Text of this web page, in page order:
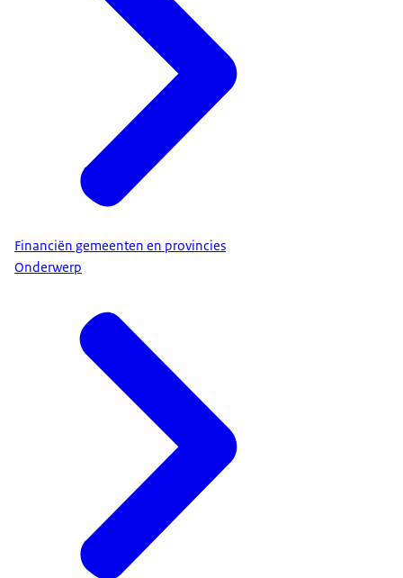
Financiën gemeenten en provincies
Onderwerp